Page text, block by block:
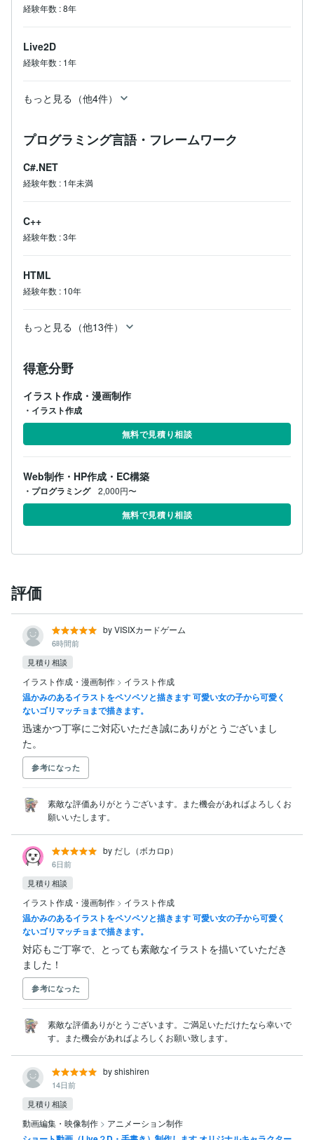
経験年数 :8年
Live2D
経験年数 : 1年
もっと見る（他4件）
プログラミング言語・フレームワーク
C#.NET
経験年数 : 1年未満
C++
経験年数 :3年
HTML
経験年数 : 10年
もっと見る（他13件）
得意分野
イラスト作成・漫画制作
・イラスト作成
無料で見積り相談
Web制作・HP作成・EC構築
・プログラミング 2,000円〜
無料で見積り相談
評価
by VISIXカードゲーム
6時間前
見積り相談
イラスト作成・漫画制作 > イラスト作成
温かみのあるイラストをペソペソと描きます 可愛い女の子から可愛く
ないゴリマッチョまで描きます。
迅速かつ丁寧にご対応いただき誠にありがとうございまし
た。
参考になった
素敵な評価ありがとうございます。また機会があればよろしくお
願いいたします。
by だし（ボカロp）
6日前
見積り相談
イラスト作成・漫画制作 > イラスト作成
温かみのあるイラストをペソペソと描きます 可愛い女の子から可愛く
ないゴリマッチョまで描きます。
対応もご丁寧で、とっても素敵なイラストを描いていただき
ました！
参考になった
素敵な評価ありがとうございます。ご満足いただけたなら幸いで
す。また機会があればよろしくお願い致します。
by shishiren
14日前
見積り相談
動画編集・映像制作 > アニメーション制作